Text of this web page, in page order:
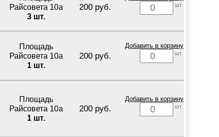
Райсовета 10а
3 шт.
200 руб. шт.
Площадь
Райсовета 10а
1 шт.
200 руб.
Добавить в корзину
шт.
Площадь
Райсовета 10а
1 шт.
200 руб.
Добавить в корзину
шт.